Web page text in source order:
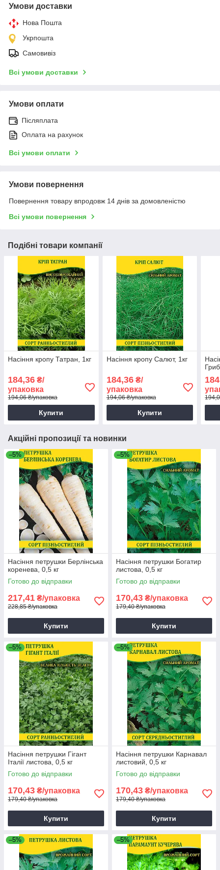
Умови доставки
Нова Пошта
Укрпошта
Самовивіз
Всі умови доставки
Умови оплати
Післяплата
Оплата на рахунок
Всі умови оплати
Умови повернення
Повернення товару впродовж 14 днів за домовленістю
Всі умови повернення
Подібні товари компанії
Насіння кропу Татран, 1кг
184,36 ₴/
упаковка
194,06 ₴/упаковка
Купити
Насіння кропу Салют, 1кг
184,36₴/
упаковка
194,06 ₴/упаковка
Купити
Акційні пропозиції та новинки
–5%
Насіння петрушки Берлінська
коренева, 0,5 кг
Готово до відправки
217,41 ₴/упаковка
228,85 ₴/упаковка
Купити
–5%
Насіння петрушки Богатир
листова, 0,5 кг
Готово до відправки
170,43 ₴/упаковка
179,40 ₴/упаковка
Купити
–5%
Насіння петрушки Гігант
Італії листова, 0,5 кг
Готово до відправки
170,43 ₴/упаковка
179,40 ₴/упаковка
Купити
–5%
Насіння петрушки Карнавал
листовий, 0,5 кг
Готово до відправки
170,43 ₴/упаковка
179,40 ₴/упаковка
Купити
–5% –5%